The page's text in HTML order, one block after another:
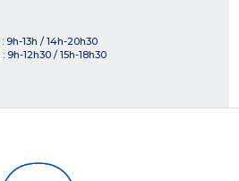
: 9h-13h / 14h-20h30
: 9h-12h30 / 15h-18h30